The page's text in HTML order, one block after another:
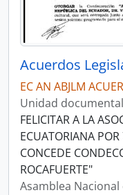
Acuerdos
EC AN ABJLM
Unidad
FELICITAR A LA
ECUATORIANA
CONCEDE
ROCAFUERTE"
Asamblea